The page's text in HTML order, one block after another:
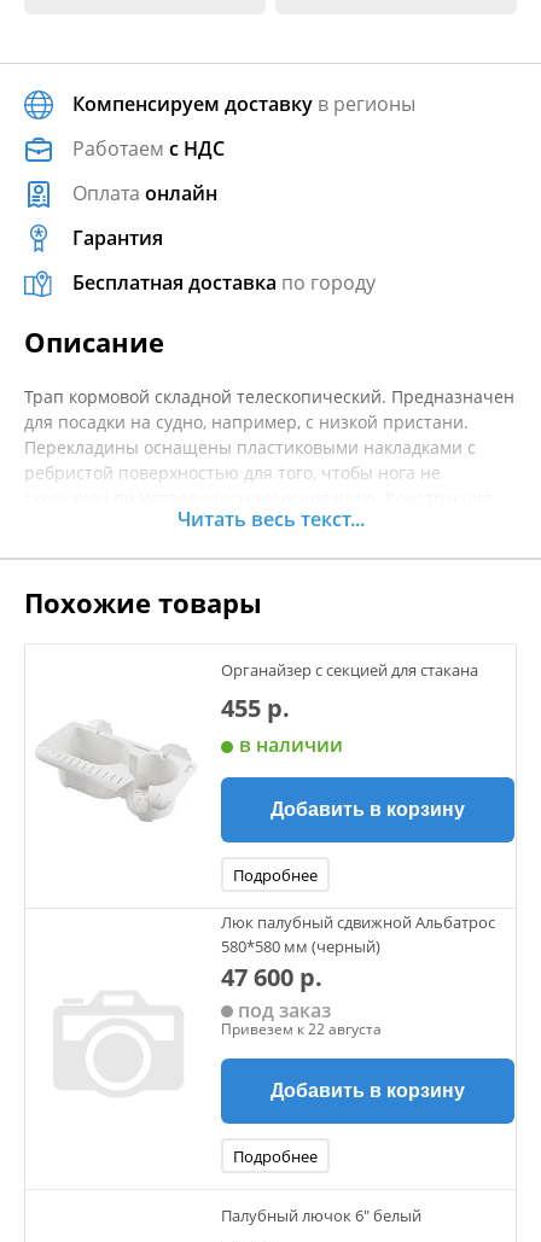
Компенсируем доставку в регионы
Работаем с НДС
Оплата онлайн
Гарантия
Бесплатная доставка по городу
Описание
Трап кормовой складной телескопический. Предназначен
для посадки на судно, например, с низкой пристани.
Перекладины оснащены пластиковыми накладками с
ребристой поверхностью для того, чтобы нога не
трапа позволяет предельно просто увеличить его длину.
Длина 875 мм
Диаметр трубы 19/25.5/32 мм
Производитель Sumar
Страна производителя Китай
Читать весь текст...
Похожие товары
Органайзер с секцией для стакана
455 р.
в наличии
Добавить в корзину
Подробнее
Люк палубный сдвижной Альбатрос
580*580 мм (черный)
47 600 р.
под заказ
Привезем к 22 августа
Добавить в корзину
Подробнее
Палубный лючок 6" белый